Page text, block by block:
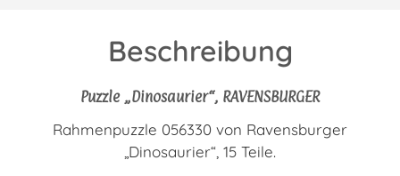
Beschreibung
Puzzle „Dinosaurier“, RAVENSBURGER
Rahmenpuzzle 056330 von Ravensburger
„Dinosaurier“, 15 Teile.